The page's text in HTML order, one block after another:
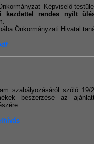
Képviselő-
kezdettel rendes nyílt
Önkormányzati Hivatal
szabályozásáról szóló 19/
beszerzése az